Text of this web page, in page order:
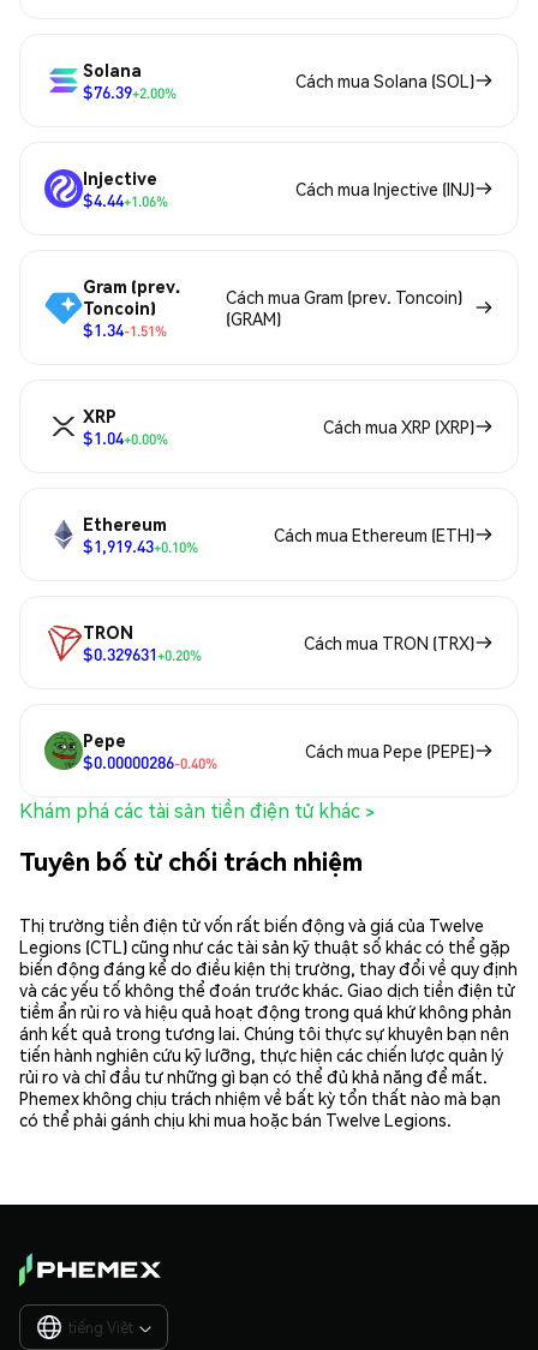
Solana
$76.39+2.00%
Cách mua Solana (SOL)
Injective
$4.44+1.06%
Cách mua Injective (INJ)
Gram (prev.
Toncoin)
$1.34-1.51%
Cách mua Gram (prev. Toncoin)
(GRAM)
XRP
$1.04+0.00%
Cách mua XRP (XRP)
Ethereum
$1,919.43+0.10%
Cách mua Ethereum (ETH)
TRON
$0.329631+0.20%
Cách mua TRON (TRX)
Pepe
$0.00000286-0.40%
Cách mua Pepe (PEPE)
Khám phá các tài sản tiền điện tử khác >
Tuyên bố từ chối trách nhiệm
Thị trường tiền điện tử vốn rất biến động và giá của Twelve
Legions (CTL) cũng như các tài sản kỹ thuật số khác có thể gặp
biến động đáng kể do điều kiện thị trường, thay đổi về quy định
và các yếu tố không thể đoán trước khác. Giao dịch tiền điện tử
tiềm ẩn rủi ro và hiệu quả hoạt động trong quá khứ không phản
ánh kết quả trong tương lai. Chúng tôi thực sự khuyên bạn nên
tiến hành nghiên cứu kỹ lưỡng, thực hiện các chiến lược quản lý
rủi ro và chỉ đầu tư những gì bạn có thể đủ khả năng để mất.
Phemex không chịu trách nhiệm về bất kỳ tổn thất nào mà bạn
có thể phải gánh chịu khi mua hoặc bán Twelve Legions.
tiếng Việt 